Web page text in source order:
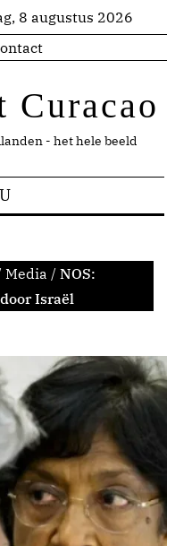
8 augustus 2026
Curacao
- het hele beeld
Media / NOS:
Israël